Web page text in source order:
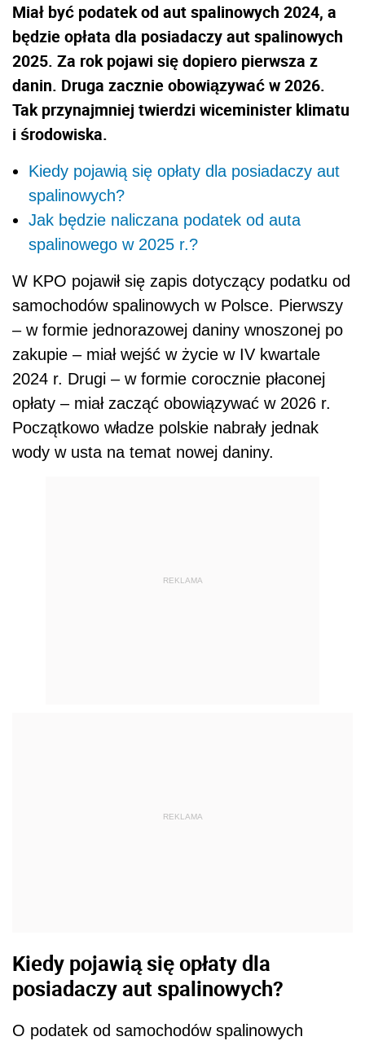
Miał być podatek od aut spalinowych 2024, a
będzie opłata dla posiadaczy aut spalinowych
2025. Za rok pojawi się dopiero pierwsza z
danin. Druga zacznie obowiązywać w 2026.
Tak przynajmniej twierdzi wiceminister klimatu
i środowiska.
Kiedy pojawią się opłaty dla posiadaczy aut
spalinowych?
Jak będzie naliczana podatek od auta
spalinowego w 2025 r.?
W KPO pojawił się zapis dotyczący podatku od
samochodów spalinowych w Polsce. Pierwszy
– w formie jednorazowej daniny wnoszonej po
zakupie – miał wejść w życie w IV kwartale
2024 r. Drugi – w formie corocznie płaconej
opłaty – miał zacząć obowiązywać w 2026 r.
Początkowo władze polskie nabrały jednak
wody w usta na temat nowej daniny.
REKLAMA
REKLAMA
Kiedy pojawią się opłaty dla
posiadaczy aut spalinowych?
O podatek od samochodów spalinowych